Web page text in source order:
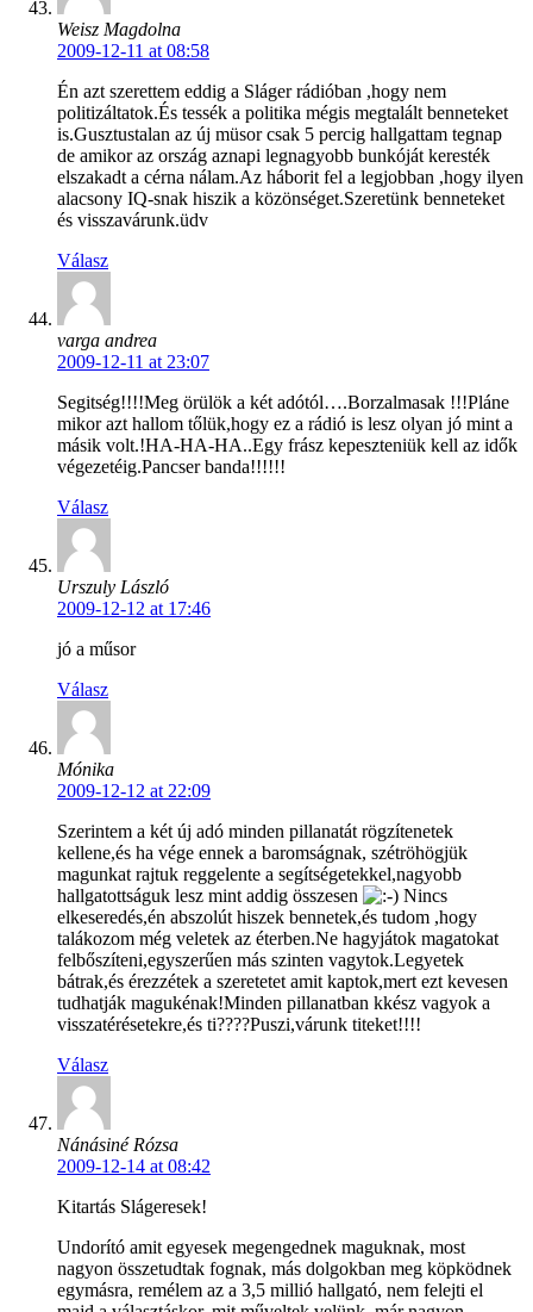
Weisz Magdolna
2009-12-11 at 08:58
Én azt szerettem eddig a Sláger rádióban ,hogy nem
politizáltatok.És tessék a politika mégis megtalált benneteket
is.Gusztustalan az új müsor csak 5 percig hallgattam tegnap
de amikor az ország aznapi legnagyobb bunkóját keresték
elszakadt a cérna nálam.Az háborit fel a legjobban ,hogy ilyen
alacsony IQ-snak hiszik a közönséget.Szeretünk benneteket
és visszavárunk.üdv
Válasz
varga andrea
2009-12-11 at 23:07
Segitség!!!!Meg örülök a két adótól….Borzalmasak !!!Pláne
mikor azt hallom tőlük,hogy ez a rádió is lesz olyan jó mint a
másik volt.!HA-HA-HA..Egy frász kepeszteniük kell az idők
végezetéig.Pancser banda!!!!!!
Válasz
Urszuly László
2009-12-12 at 17:46
jó a műsor
Válasz
Mónika
2009-12-12 at 22:09
Szerintem a két új adó minden pillanatát rögzítenetek
kellene,és ha vége ennek a baromságnak, szétröhögjük
magunkat rajtuk reggelente a segítségetekkel,nagyobb
hallgatottságuk lesz mint addig összesen
Nincs
elkeseredés,én abszolút hiszek bennetek,és tudom ,hogy
talákozom még veletek az éterben.Ne hagyjátok magatokat
felbőszíteni,egyszerűen más szinten vagytok.Legyetek
bátrak,és érezzétek a szeretetet amit kaptok,mert ezt kevesen
tudhatják magukénak!Minden pillanatban kkész vagyok a
visszatérésetekre,és ti????Puszi,várunk titeket!!!!
Válasz
Nánásiné Rózsa
2009-12-14 at 08:42
Kitartás Slágeresek!
Undorító amit egyesek megengednek maguknak, most
nagyon összetudtak fognak, más dolgokban meg köpködnek
egymásra, remélem az a 3,5 millió hallgató, nem felejti el